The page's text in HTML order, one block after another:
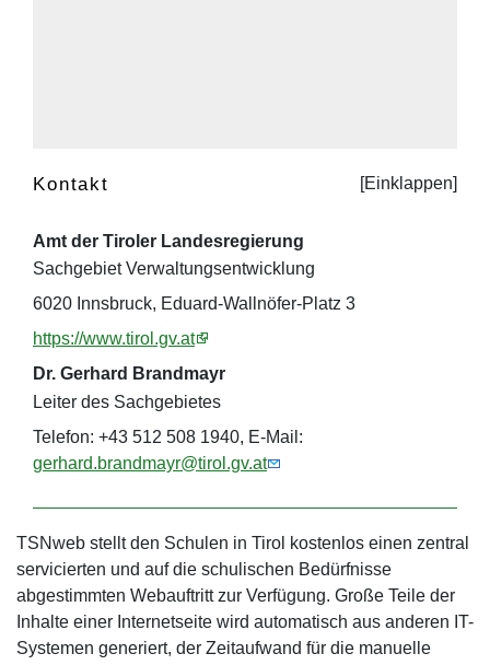
Kontakt
Amt der Tiroler Landesregierung
Sachgebiet Verwaltungsentwicklung
6020 Innsbruck, Eduard-Wallnöfer-Platz 3
https://www.tirol.gv.at
Dr. Gerhard Brandmayr
Leiter des Sachgebietes
Telefon: +43 512 508 1940, E-Mail:
gerhard.brandmayr@tirol.gv.at
TSNweb stellt den Schulen in Tirol kostenlos einen zentral
servicierten und auf die schulischen Bedürfnisse
abgestimmten Webauftritt zur Verfügung. Große Teile der
Inhalte einer Internetseite wird automatisch aus anderen IT-
Systemen generiert, der Zeitaufwand für die manuelle